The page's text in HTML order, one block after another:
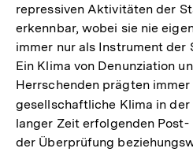
repressiven Aktivitäten der
erkennbar, wobei sie nie
immer nur als Instrument der
Ein Klima von Denunziation
Herrschenden prägten
gesellschaftliche Klima in der
langer Zeit erfolgenden Post-
der Überprüfung